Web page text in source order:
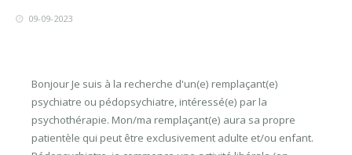
09-09-2023
Bonjour Je suis à la recherche d'un(e) remplaçant(e)
psychiatre ou pédopsychiatre, intéressé(e) par la
psychothérapie. Mon/ma remplaçant(e) aura sa propre
patientèle qui peut être exclusivement adulte et/ou enfant.